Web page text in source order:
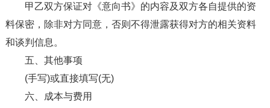
甲乙双方保证对《意向书》的内容及双方各自提供的资
料保密，除非对方同意，否则不得泄露获得对方的相关资料
和谈判信息。
五、其他事项
(手写)或直接填写(无)
六、成本与费用